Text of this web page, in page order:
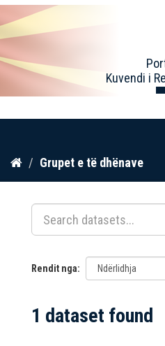
Kalo
përmbajtja
Kuvendi i
Grupet e të dhënave
Rendit nga
1 dataset found